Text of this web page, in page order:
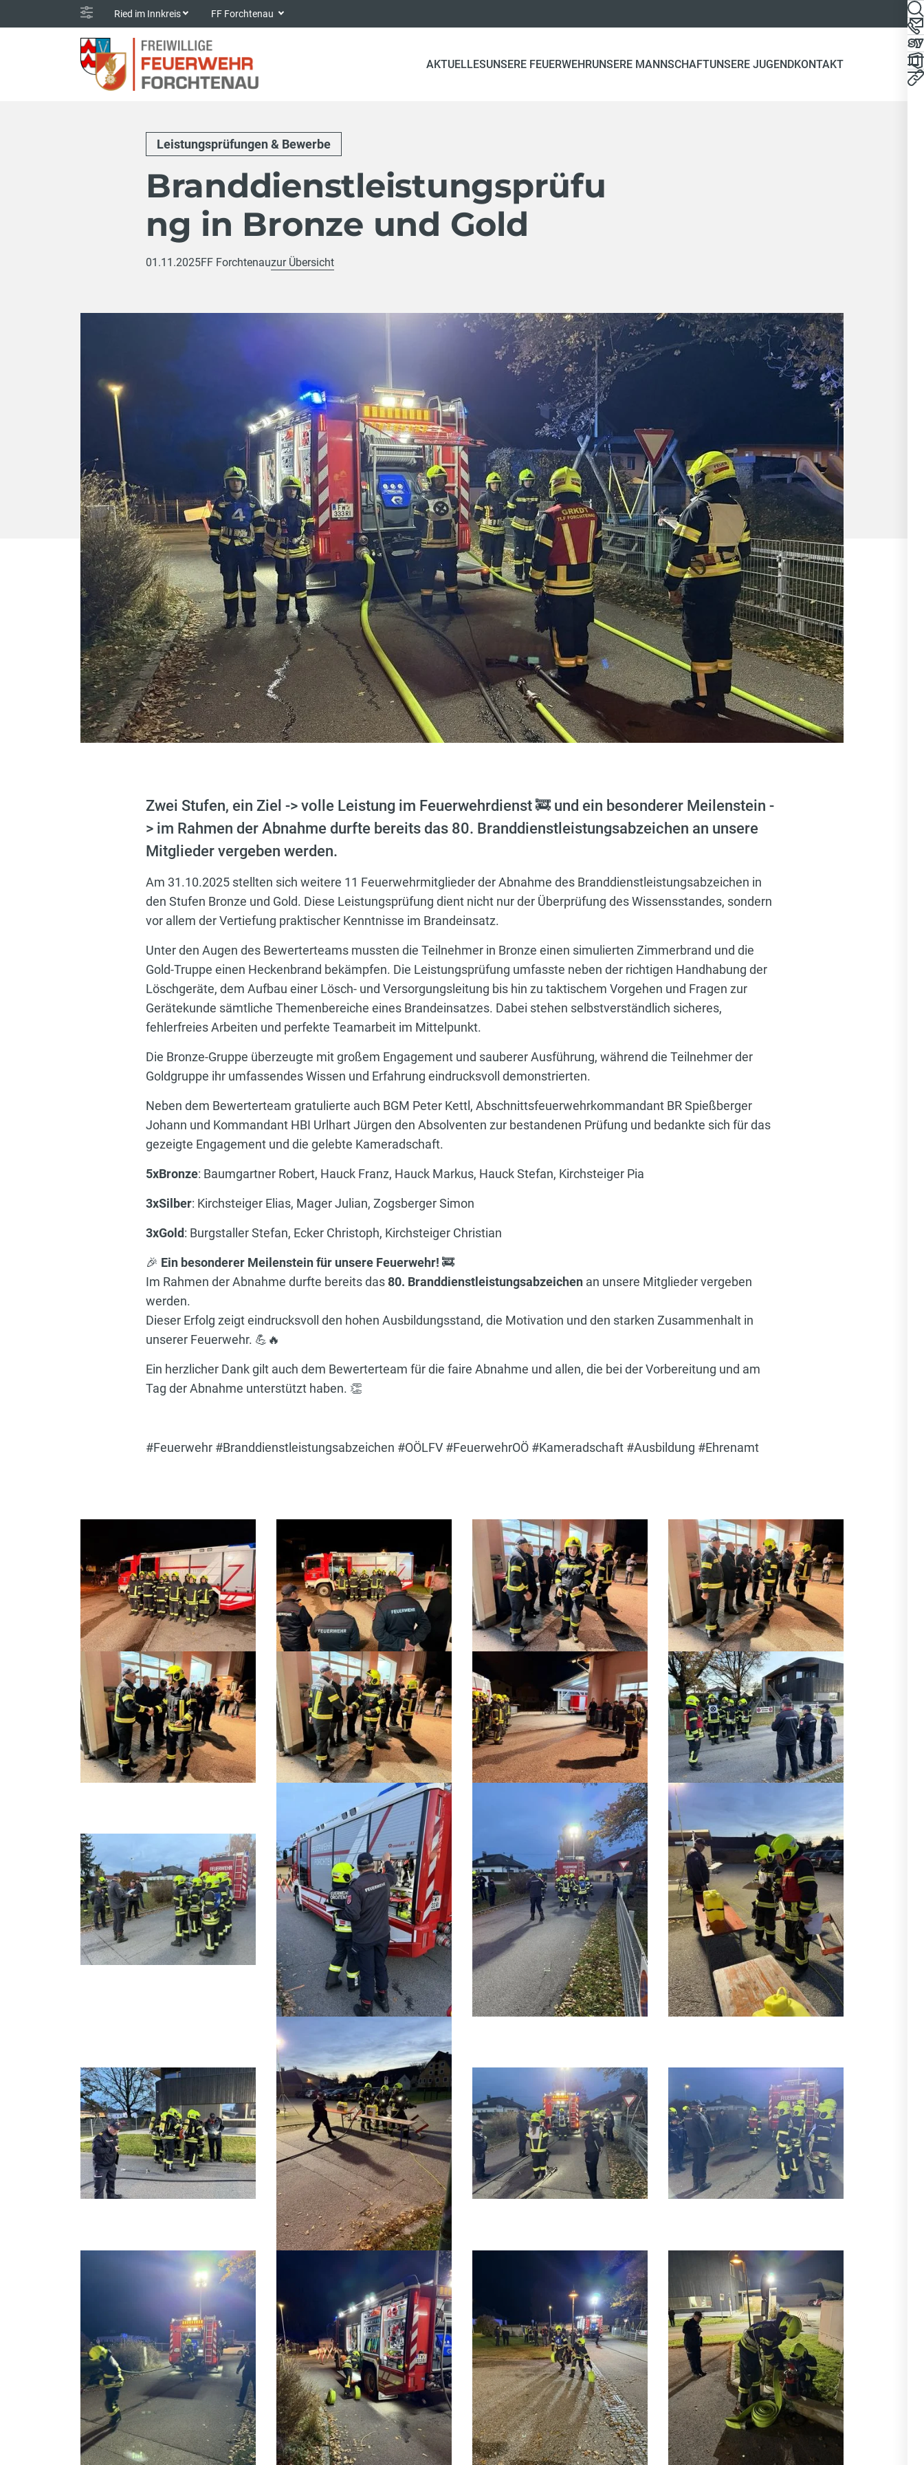
Ried im Innkreis FF Forchtenau
AKTUELLESUNSERE FEUERWEHRUNSERE MANNSCHAFTUNSERE JUGENDKONTAKT
Leistungsprüfungen & Bewerbe
Branddienstleistungsprüfu
ng in Bronze und Gold
01.11.2025FF Forchtenauzur Übersicht
Zwei Stufen, ein Ziel -> volle Leistung im Feuerwehrdienst 🚒 und ein besonderer Meilenstein -
> im Rahmen der Abnahme durfte bereits das 80. Branddienstleistungsabzeichen an unsere
Mitglieder vergeben werden.
Am 31.10.2025 stellten sich weitere 11 Feuerwehrmitglieder der Abnahme des Branddienstleistungsabzeichen in
den Stufen Bronze und Gold. Diese Leistungsprüfung dient nicht nur der Überprüfung des Wissensstandes, sondern
vor allem der Vertiefung praktischer Kenntnisse im Brandeinsatz.
Unter den Augen des Bewerterteams mussten die Teilnehmer in Bronze einen simulierten Zimmerbrand und die
Gold-Truppe einen Heckenbrand bekämpfen. Die Leistungsprüfung umfasste neben der richtigen Handhabung der
Löschgeräte, dem Aufbau einer Lösch- und Versorgungsleitung bis hin zu taktischem Vorgehen und Fragen zur
Gerätekunde sämtliche Themenbereiche eines Brandeinsatzes. Dabei stehen selbstverständlich sicheres,
fehlerfreies Arbeiten und perfekte Teamarbeit im Mittelpunkt.
Die Bronze-Gruppe überzeugte mit großem Engagement und sauberer Ausführung, während die Teilnehmer der
Goldgruppe ihr umfassendes Wissen und Erfahrung eindrucksvoll demonstrierten.
Neben dem Bewerterteam gratulierte auch BGM Peter Kettl, Abschnittsfeuerwehrkommandant BR Spießberger
Johann und Kommandant HBI Urlhart Jürgen den Absolventen zur bestandenen Prüfung und bedankte sich für das
gezeigte Engagement und die gelebte Kameradschaft.
5xBronze: Baumgartner Robert, Hauck Franz, Hauck Markus, Hauck Stefan, Kirchsteiger Pia
3xSilber: Kirchsteiger Elias, Mager Julian, Zogsberger Simon
3xGold: Burgstaller Stefan, Ecker Christoph, Kirchsteiger Christian
🎉 Ein besonderer Meilenstein für unsere Feuerwehr! 🚒
Im Rahmen der Abnahme durfte bereits das80. Branddienstleistungsabzeichen an unsere Mitglieder vergeben
werden.
Dieser Erfolg zeigt eindrucksvoll den hohen Ausbildungsstand, die Motivation und den starken Zusammenhalt in
unserer Feuerwehr. 💪🔥
Ein herzlicher Dank gilt auch dem Bewerterteam für die faire Abnahme und allen, die bei der Vorbereitung und am
Tag der Abnahme unterstützt haben. 👏
#Feuerwehr #Branddienstleistungsabzeichen #OÖLFV #FeuerwehrOÖ #Kameradschaft #Ausbildung #Ehrenamt